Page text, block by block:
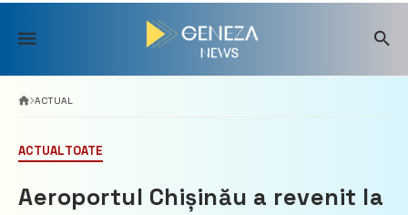
Skip
content
ACTUAL
ACTUALTOATE
Aeroportul Chișinău a revenit la